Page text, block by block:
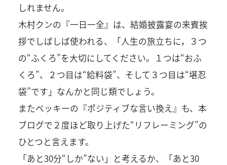
しれません。
木村クンの『一日一全』は、結婚披露宴の来賓挨
拶でしばしば使われる、「人生の旅立ちに，３つ
の“ふくろ”を大切にしてください。１つは“おふ
くろ”、２つ目は“給料袋”、そして３つ目は“堪忍
袋”です」なんかと同じ類でしょう。
またベッキーの『ポジティブな言い換え』も、本
ブログで２度ほど取り上げた“リフレーミング”の
ひとつと言えます。
「あと30分“しか”ない」と考えるか、「あと30